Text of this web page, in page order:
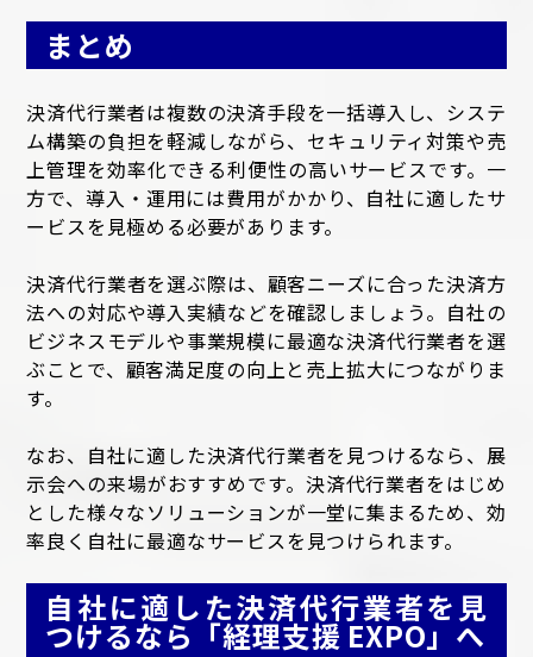
まとめ
決済代行業者は複数の決済手段を一括導入し、システ
ム構築の負担を軽減しながら、セキュリティ対策や売
上管理を効率化できる利便性の高いサービスです。一
方で、導入・運用には費用がかかり、自社に適したサ
ービスを見極める必要があります。
決済代行業者を選ぶ際は、顧客ニーズに合った決済方
法への対応や導入実績などを確認しましょう。自社の
ビジネスモデルや事業規模に最適な決済代行業者を選
ぶことで、顧客満足度の向上と売上拡大につながりま
す。
なお、自社に適した決済代行業者を見つけるなら、展
示会への来場がおすすめです。決済代行業者をはじめ
とした様々なソリューションが一堂に集まるため、効
率良く自社に最適なサービスを見つけられます。
自社に適した決済代行業者を見
つけるなら「経理支援 EXPO」へ